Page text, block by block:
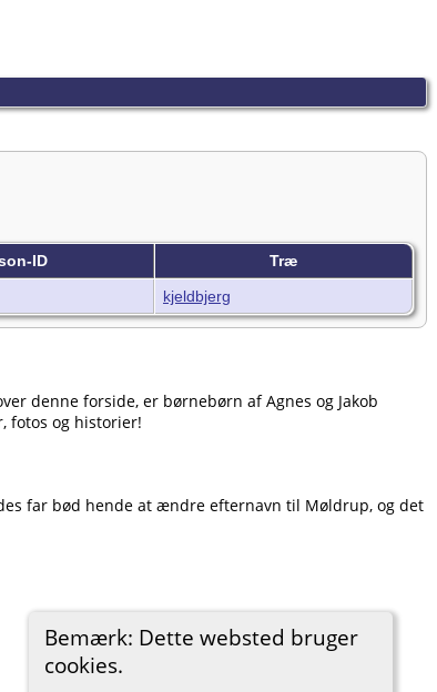
Bemærk: Dette websted bruger
cookies.
ID
Træ
kjeldbjerg
denne forside, er børnebørn af Agnes og Jakob
fotos og historier!
far bød hende at ændre efternavn til Møldrup, og det